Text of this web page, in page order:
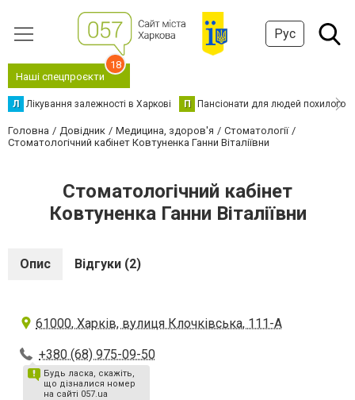
Рус
Наші спецпроєкти
18
Л Лікування залежності в Харкові П Пансіонати для людей похилого
Головна Довідник Медицина, здоров'я
Стоматології
Стоматологічний кабінет Ковтуненка Ганни Віталіївни
Стоматологічний кабінет
Ковтуненка Ганни Віталіївни
Опис Відгуки (2)
61000, Харків, вулиця Клочківська, 111-А
+380 (68) 975-09-50
Будь ласка, скажіть,
що дізналися номер
на сайті 057.ua